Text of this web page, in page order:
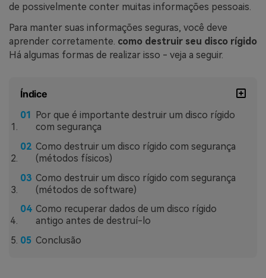
de possivelmente conter muitas informações pessoais.
Para manter suas informações seguras, você deve
aprender corretamente. como destruir seu disco rígido
Há algumas formas de realizar isso - veja a seguir.
Índice
Por que é importante destruir um disco rígido
com segurança
Como destruir um disco rígido com segurança
(métodos físicos)
Como destruir um disco rígido com segurança
(métodos de software)
Como recuperar dados de um disco rígido
antigo antes de destruí-lo
Conclusão